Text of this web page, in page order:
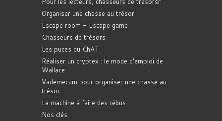
Organiser une chasse au trésor
Escape room - Escape game
Chasseurs de trésors
Les puces du ChAT
Réaliser un cryptex : le mode d'emploi de
Wallace
Vademecum pour organiser une chasse au
trésor
La machine à faire des rébus
Nos clés